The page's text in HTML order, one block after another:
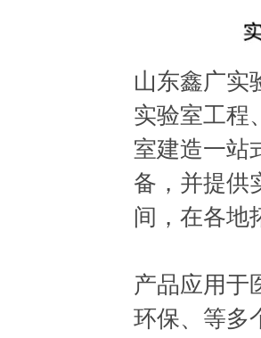
山东鑫广实
实验室工程
室建造一站
备，并提供
间，在各地
产品应用于
环保、等多